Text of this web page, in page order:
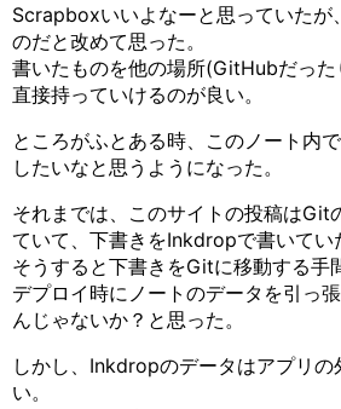
Scrapboxいいよなーと思っていた
のだと改めて思った。
書いたものを他の場所(GitHubだっ
直接持っていけるのが良い。
ところがふとある時、このノート内
したいなと思うようになった。
それまでは、このサイトの投稿はGit
ていて、下書きをInkdropで書いてい
そうすると下書きをGitに移動する手
デプロイ時にノートのデータを引っ
んじゃないか？と思った。
しかし、Inkdropのデータはアプリの
い。